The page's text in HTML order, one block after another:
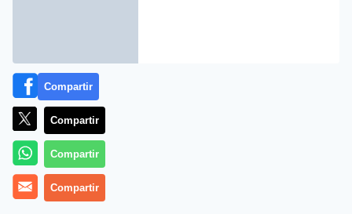
Más información
Compartir
Compartir
Compartir
Compartir